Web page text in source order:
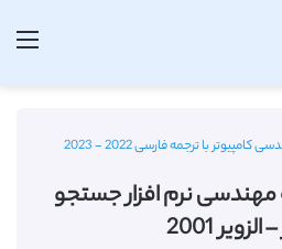
با ترجمه فارسی 2022 - 2023
مهندسی نرم ‌افزار جستجو
2001